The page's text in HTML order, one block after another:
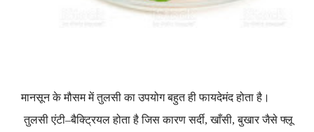
मानसून के मौसम में तुलसी का उपयोग बहुत ही फायदेमंद होता है ।
तुलसी एंटी–बैक्ट्रियल होता है जिस कारण सर्दी,खाँसी,बुखार जैसे फ्लू